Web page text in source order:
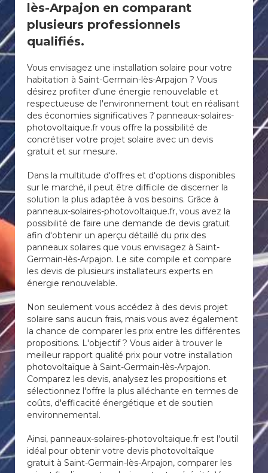
lès-Arpajon en comparant
plusieurs professionnels
qualifiés.
Vous envisagez une installation solaire pour votre
habitation à Saint-Germain-lès-Arpajon ? Vous
désirez profiter d'une énergie renouvelable et
respectueuse de l'environnement tout en réalisant
des économies significatives ? panneaux-solaires-
photovoltaique.fr vous offre la possibilité de
concrétiser votre projet solaire avec un devis
gratuit et sur mesure.
Dans la multitude d'offres et d'options disponibles
sur le marché, il peut être difficile de discerner la
solution la plus adaptée à vos besoins. Grâce à
panneaux-solaires-photovoltaique.fr, vous avez la
possibilité de faire une demande de devis gratuit
afin d'obtenir un aperçu détaillé du prix des
panneaux solaires que vous envisagez à Saint-
Germain-lès-Arpajon. Le site compile et compare
les devis de plusieurs installateurs experts en
énergie renouvelable.
Non seulement vous accédez à des devis projet
solaire sans aucun frais, mais vous avez également
la chance de comparer les prix entre les différentes
propositions. L'objectif ? Vous aider à trouver le
meilleur rapport qualité prix pour votre installation
photovoltaïque à Saint-Germain-lès-Arpajon.
Comparez les devis, analysez les propositions et
sélectionnez l'offre la plus alléchante en termes de
coûts, d'efficacité énergétique et de soutien
environnemental.
Ainsi, panneaux-solaires-photovoltaique.fr est l'outil
idéal pour obtenir votre devis photovoltaïque
gratuit à Saint-Germain-lès-Arpajon, comparer les